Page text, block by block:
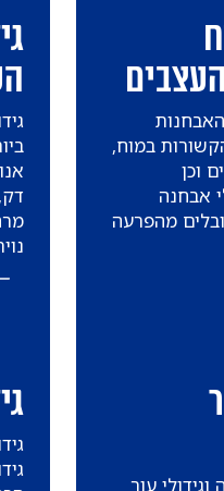
במוח,
וכן
אבחנה
מהפרעה
עור